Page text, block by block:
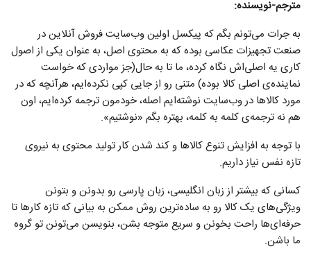
مترجم-نویسنده:
به جرات می‌تونم بگم که پیکسل اولین وب‌سایت فروش آنلاین در
صنعت تجهیزات عکاسی بوده که به محتوی اصل، به عنوان یکی از اصول
کاری یه اصلی‌اش نگاه کرده، ما تا به حال(جز مواردی که خواست
نماینده‌ی اصلی کالا بوده) متنی رو از جایی کپی نکرده‌ایم، هرآنچه که در
مورد کالاها در وب‌سایت نوشته‌ایم اصله، خودمون ترجمه کرده‌ایم، اون
هم نه ترجمه‌ی کلمه به کلمه، بهتره بگم «نوشتیم».
با توجه به افزایش تنوع کالاها و کند شدن کار تولید محتوی به نیروی
تازه نفس نیاز داریم.
کسانی که بیشتر از زبان انگلیسی، زبان پارسی رو بدونن و بتونن
ویژگی‌های یک کالا رو به ساده‌ترین روش ممکن به بیانی که تازه کار‌ها تا
حرفه‌ای‌ها راحت بخونن و سریع متوجه بشن، بنویسن می‌تونن تو گروه
ما باشن.